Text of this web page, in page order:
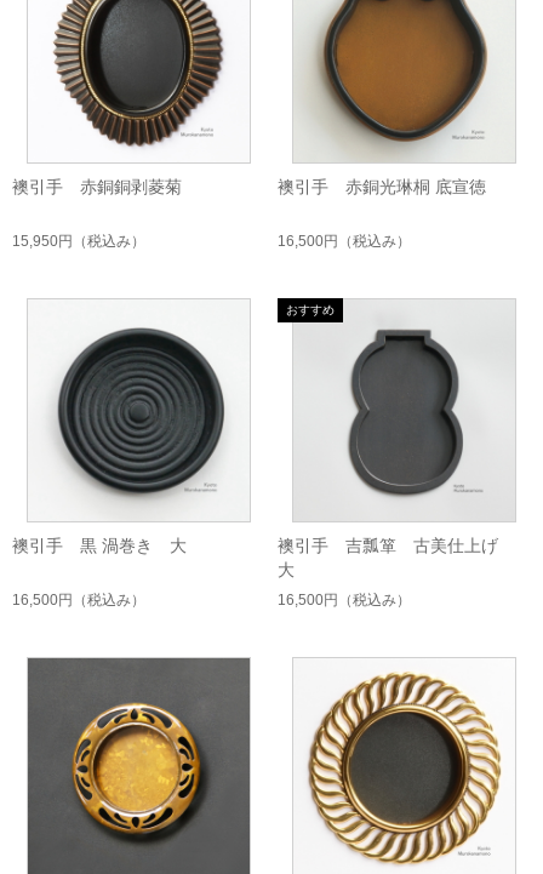
襖引手 赤銅銅剥菱菊
15,950円 （税込み）
襖引手 赤銅光琳桐 底宣徳
16,500円 （税込み）
襖引手 黒 渦巻き 大
16,500円 （税込み）
襖引手 吉瓢箪 古美仕上げ
大
16,500円 （税込み）